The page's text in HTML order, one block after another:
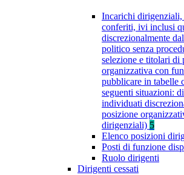
Incarichi dirigenziali,
conferiti, ivi inclusi
discrezionalmente
politico senza
selezione e titolari di
organizzativa con
pubblicare in tabelle
seguenti situazioni:
individuati
posizione
dirigenziali) 5
Elenco posizioni
Posti di funzione
Ruolo dirigenti
Dirigenti cessati